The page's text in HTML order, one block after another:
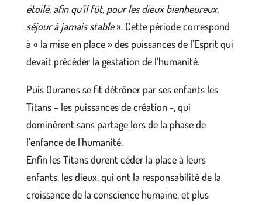
étoilé, afin qu’il fût, pour les dieux bienheureux,
séjour à jamais stable». Cette période correspond
à « la mise en place » des puissances de l’Esprit qui
devait précéder la gestation de l’humanité.
Puis Ouranos se fit détrôner par ses enfants les
Titans – les puissances de création -, qui
dominèrent sans partage lors de la phase de
l’enfance de l’humanité.
Enfin les Titans durent céder la place à leurs
enfants, les dieux, qui ont la responsabilité de la
croissance de la conscience humaine, et plus